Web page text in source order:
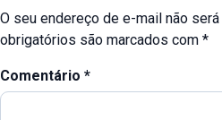
O seu endereço de e-mail não
obrigatórios são marcados com *
Comentário *